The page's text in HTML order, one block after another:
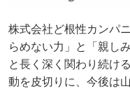
株式会社ど根性カンパ
らめない力」と「親し
と長く深く関わり続け
動を皮切りに、今後は